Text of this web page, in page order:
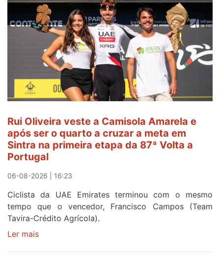
Rui Oliveira veste a Camisola Amarela e
após ser o quarto a cruzar a meta em
Sintra na primeira etapa da 87ª Volta a
Portugal
06-08-2026 | 16:23
Ciclista da UAE Emirates terminou com o mesmo
tempo que o vencedor, Francisco Campos (Team
Tavira-Crédito Agrícola).
Ler mais